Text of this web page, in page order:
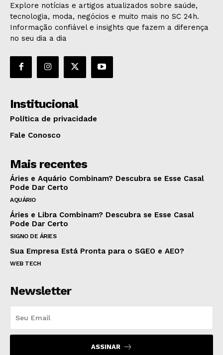
Explore notícias e artigos atualizados sobre saúde,
tecnologia, moda, negócios e muito mais no SC 24h.
Informação confiável e insights que fazem a diferença
no seu dia a dia
Institucional
Política de privacidade
Fale Conosco
Mais recentes
Áries e Aquário Combinam? Descubra se Esse Casal
Pode Dar Certo
AQUÁRIO
Áries e Libra Combinam? Descubra se Esse Casal
Pode Dar Certo
SIGNO DE ÁRIES
Sua Empresa Está Pronta para o SGEO e AEO?
WEB TECH
Newsletter
ASSINAR